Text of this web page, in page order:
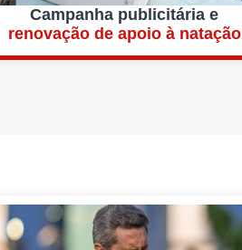
Campanha publicitária e
renovação de apoio à natação